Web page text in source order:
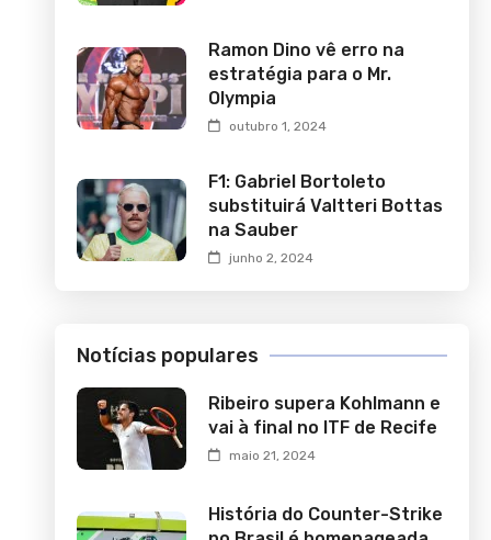
Ramon Dino vê erro na
estratégia para o Mr.
Olympia
outubro 1, 2024
F1: Gabriel Bortoleto
substituirá Valtteri Bottas
na Sauber
junho 2, 2024
Notícias populares
Ribeiro supera Kohlmann e
vai à final no ITF de Recife
maio 21, 2024
História do Counter-Strike